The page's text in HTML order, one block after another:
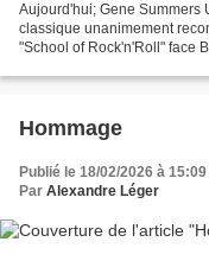
Aujourd'hui; Gene Summers
classique unanimement
"School of Rock'n'Roll" face
Hommage
Publié le 18/02/2026 à 15:09
Par Alexandre Léger